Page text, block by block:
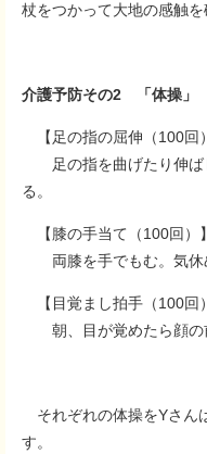
杖をつかって大地の感触を
介護予防その2 「体操」
【足の指の屈伸（100回
足の指を曲げたり伸ば
る。
【膝の手当て（100回）】
両膝を手でもむ。気休
【目覚まし拍手（100回
朝、目が覚めたら顔の
それぞれの体操をYさん
す。